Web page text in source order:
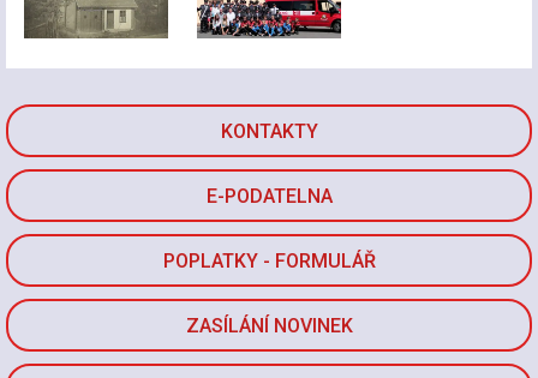
KONTAKTY
E-PODATELNA
POPLATKY - FORMULÁŘ
ZASÍLÁNÍ NOVINEK